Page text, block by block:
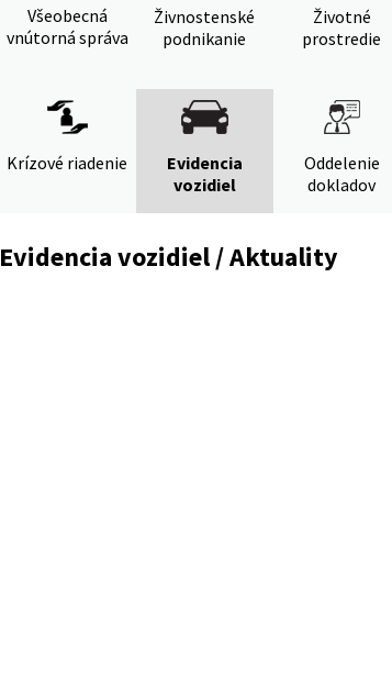
Všeobecná
vnútorná správa
Živnostenské
podnikanie
Životné
prostredie
Krízové riadenie
Evidencia
vozidiel
Oddelenie
dokladov
Evidencia vozidiel / Aktuality